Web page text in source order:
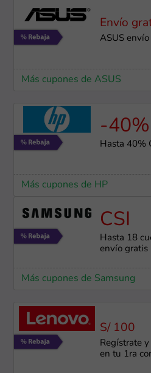
Envío
ASUS
Más cupones de ASUS
-40%
Hasta 40%
Más cupones de HP
CSI
Hasta 18
envío gratis
Más cupones de Samsung
S/ 100
Regístrate
en tu 1ra